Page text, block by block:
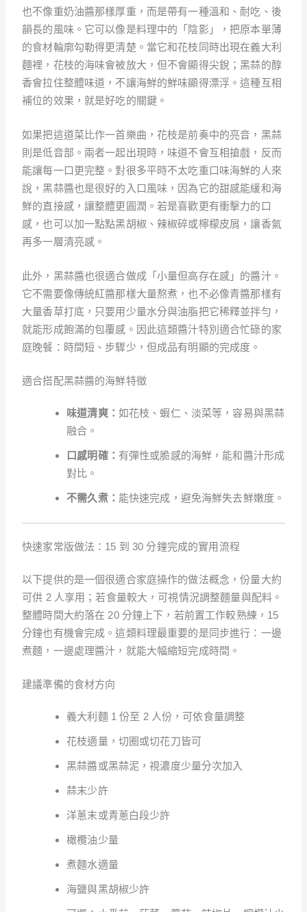
也不像重奶油醬那樣厚重，而是帶有一種溫和、耐吃、後
韻長的風味。它可以像是料理中的「陰影」，把原本單薄
的食材輪廓勾勒得更清楚。當它和花枝同時出現在義大利
麵裡，花枝的海味會被放大，但不會顯得尖銳；黑蒜的醇
香會拉住整體味道，不讓海鮮的鮮味顯得漂浮。這種互相
補位的效果，就是好吃的關鍵。
如果把這道菜比作一首樂曲，花枝是前奏中的亮音，黑蒜
則是低音部。兩者一起出現時，味道不會互相搶戲，反而
能讓每一口更完整。對很多平時不太吃重口味海鮮的人來
說，黑蒜醬也是很好的入口風味，因為它的甜感能緩和海
鮮的直接感，讓整體更圓潤。若是喜歡更有衝擊力的口
感，也可以加一點點黑胡椒、辣椒碎或檸檬皮屑，讓香氣
再多一層清亮感。
此外，黑蒜醬也很適合做成「小量但高存在感」的醬汁。
它不需要像傳統紅醬那樣大量熬煮，也不必像青醬那樣有
大量香草打底，只要用少量水分與油脂把它稀釋並拌勻，
就能形成飽滿的包覆感。因此這類醬汁特別適合忙碌的家
庭晚餐：時間短、步驟少，但成品有明顯的完成度。
適合搭配黑蒜醬的海鮮特徵
味道清爽： 如花枝、蝦仁、淡菜等，容易與黑蒜
融合。
口感明確： 有彈性或脆感的海鮮，能和醬汁形成
對比。
不需久煮： 能快速完成，避免海鮮失去鮮嫩度。
快速家常版做法：15 到 30 分鐘完成的實用流程
以下提供的是一個很適合家庭操作的做法概念，份量大約
可供 2 人享用；若食量較大，可視情況調整麵量與配料。
整體時間大約落在 20 分鐘上下，若前置工作較熟練，15
分鐘也有機會完成。這類料理最重要的是同步進行：一邊
煮麵，一邊處理醬汁，就能大幅縮短完成時間。
建議準備的食材方向
義大利麵 1 份至 2 人份，可依食量調整
花枝適量，切圈或切花刀皆可
黑蒜醬或黑蒜泥，視濃度少量分次加入
蒜末少許
洋蔥末或青蔥白段少許
橄欖油少量
煮麵水適量
海鹽與黑胡椒少許